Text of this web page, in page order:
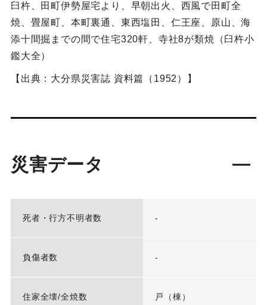
臼杵、田町伊勢屋宅より、早朝出火、西風で田町全
焼、畳屋町、本町裏通、東西塩田、仁王座、原山、海
添十間掘までの間で住宅320軒、寺社8が類焼（臼杵小
鑑大全）
【出典：大分県災害誌 資料篇（1952）】
災害データ
死者・行方不明者数 -
負傷者数 -
住家全壊/全焼数 戸（棟）